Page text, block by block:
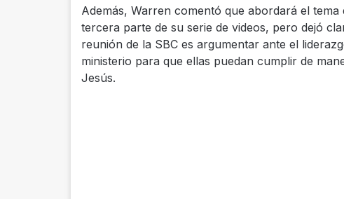
Además, Warren comentó que abordará el
tercera parte de su serie de videos, pero dejó
reunión de la SBC es argumentar ante el
ministerio para que ellas puedan cumplir de
Jesús.